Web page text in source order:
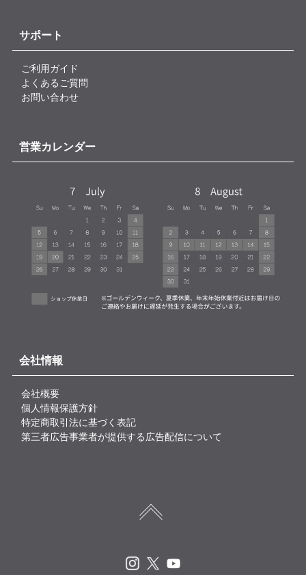
サポート
ご利用ガイド
よくあるご質問
お問い合わせ
営業カレンダー
会社情報
会社概要
個人情報保護方針
特定商取引法に基づく表記
第三者広告事業者が提供する広告配信について